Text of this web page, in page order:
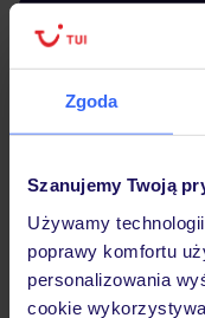
Zgoda
Szanujemy Twoją
Używamy
poprawy komfortu
personalizowania
cookie